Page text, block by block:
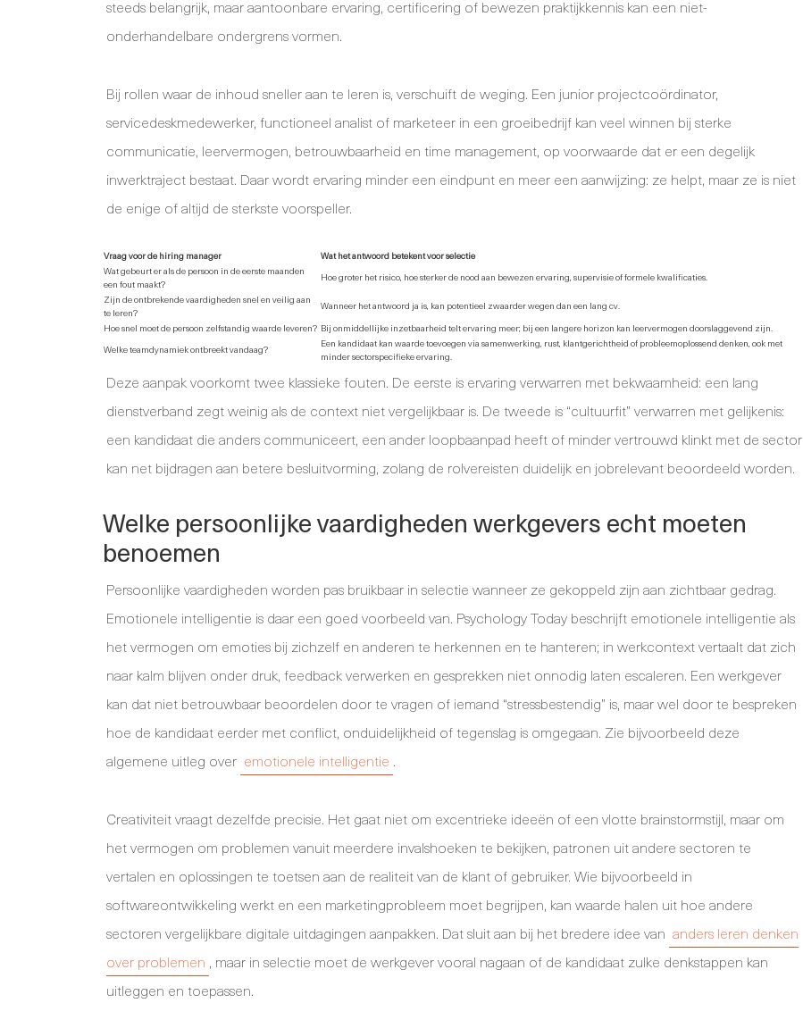
steeds belangrijk, maar aantoonbare ervaring, certificering of bewezen praktijkkennis kan een niet-
onderhandelbare ondergrens vormen.
Bij rollen waar de inhoud sneller aan te leren is, verschuift de weging. Een junior projectcoördinator,
servicedeskmedewerker, functioneel analist of marketeer in een groeibedrijf kan veel winnen bij sterke
communicatie, leervermogen, betrouwbaarheid en time management, op voorwaarde dat er een degelijk
inwerktraject bestaat. Daar wordt ervaring minder een eindpunt en meer een aanwijzing: ze helpt, maar ze is niet
de enige of altijd de sterkste voorspeller.
Vraag voor de hiring manager
Wat het antwoord betekent voor selectie
Wat gebeurt er als de persoon in de eerste maanden
een fout maakt?
Hoe groter het risico, hoe sterker de nood aan bewezen ervaring, supervisie of formele kwalificaties.
Zijn de ontbrekende vaardigheden snel en veilig aan
te leren?
Wanneer het antwoord ja is, kan potentieel zwaarder wegen dan een lang cv.
Hoe snel moet de persoon zelfstandig waarde leveren? Bij onmiddellijke inzetbaarheid telt ervaring meer; bij een langere horizon kan leervermogen doorslaggevend zijn.
Welke teamdynamiek ontbreekt vandaag?
Een kandidaat kan waarde toevoegen via samenwerking, rust, klantgerichtheid of probleemoplossend denken, ook met
minder sectorspecifieke ervaring.
Deze aanpak voorkomt twee klassieke fouten. De eerste is ervaring verwarren met bekwaamheid: een lang
dienstverband zegt weinig als de context niet vergelijkbaar is. De tweede is “cultuurfit” verwarren met gelijkenis:
een kandidaat die anders communiceert, een ander loopbaanpad heeft of minder vertrouwd klinkt met de sector
kan net bijdragen aan betere besluitvorming, zolang de rolvereisten duidelijk en jobrelevant beoordeeld worden.
Welke persoonlijke vaardigheden werkgevers echt moeten
benoemen
Persoonlijke vaardigheden worden pas bruikbaar in selectie wanneer ze gekoppeld zijn aan zichtbaar gedrag.
Emotionele intelligentie is daar een goed voorbeeld van. Psychology Today beschrijft emotionele intelligentie als
het vermogen om emoties bij zichzelf en anderen te herkennen en te hanteren; in werkcontext vertaalt dat zich
naar kalm blijven onder druk, feedback verwerken en gesprekken niet onnodig laten escaleren. Een werkgever
kan dat niet betrouwbaar beoordelen door te vragen of iemand “stressbestendig” is, maar wel door te bespreken
hoe de kandidaat eerder met conflict, onduidelijkheid of tegenslag is omgegaan. Zie bijvoorbeeld deze
algemene uitleg over emotionele intelligentie .
Creativiteit vraagt dezelfde precisie. Het gaat niet om excentrieke ideeën of een vlotte brainstormstijl, maar om
het vermogen om problemen vanuit meerdere invalshoeken te bekijken, patronen uit andere sectoren te
vertalen en oplossingen te toetsen aan de realiteit van de klant of gebruiker. Wie bijvoorbeeld in
softwareontwikkeling werkt en een marketingprobleem moet begrijpen, kan waarde halen uit hoe andere
sectoren vergelijkbare digitale uitdagingen aanpakken. Dat sluit aan bij het bredere idee van anders leren denken
over problemen , maar in selectie moet de werkgever vooral nagaan of de kandidaat zulke denkstappen kan
uitleggen en toepassen.